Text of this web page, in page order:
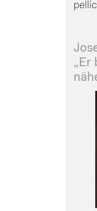
„Er